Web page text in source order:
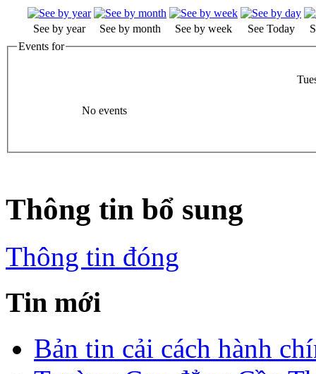
See by year See by month See by week See Today
Events for
No events
Thông tin bổ sung
Thông tin đóng
Tin mới
Bản tin cải cách hành